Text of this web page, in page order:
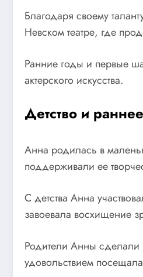
Благодаря своему
Невском театре, где
Ранние годы и первые
актерского искусства.
Детство и
Анна родилась в
поддерживали ее
С детства Анна
завоевала восхищение
Родители Анны сделали
удовольствием